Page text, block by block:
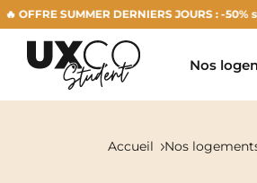
SUMMER DERNIERS JOURS : -50% sur
Nos
Accueil Nos